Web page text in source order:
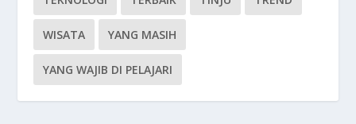
WISATA YANG MASIH
YANG WAJIB DI PELAJARI